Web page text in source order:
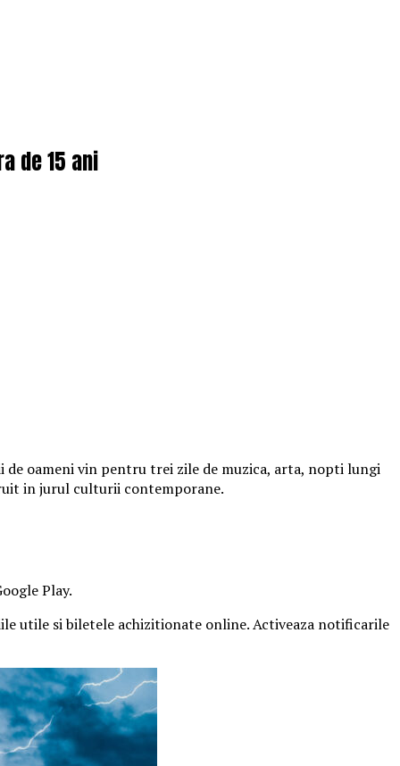
de 15 ani
de oameni vin pentru trei zile de muzica, arta, nopti lungi
in jurul culturii contemporane.
Play.
utile si biletele achizitionate online. Activeaza notificarile